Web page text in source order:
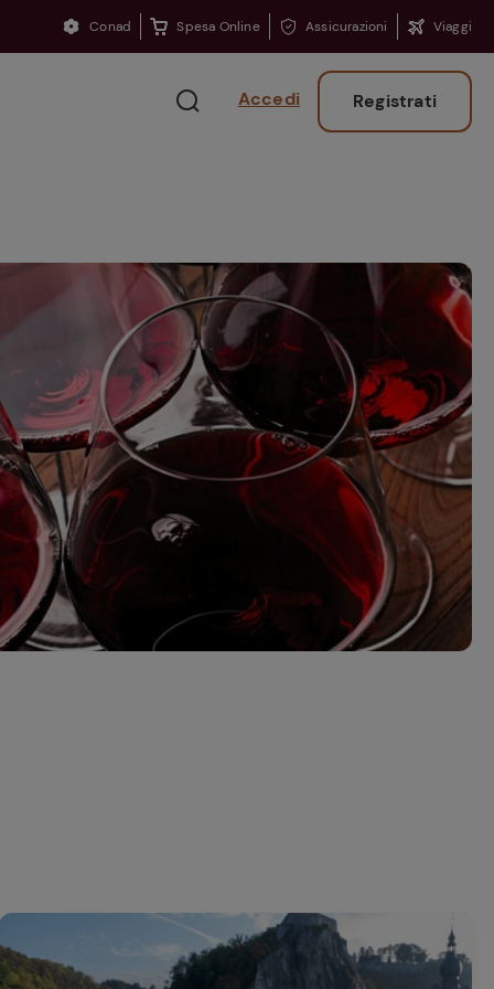
Conad Spesa Online Assicurazioni Viaggi
Accedi Registrati
Finferli, animelle e
salsa ai frutti rossi
Come affumicare:
Ritorno sui banchi?
Consigli per ritrovare
la concentrazione
perduta